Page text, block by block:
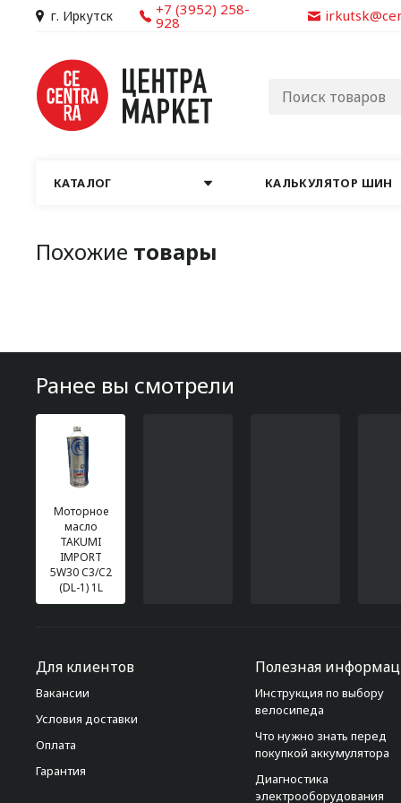
г. Иркутск +7 (3952) 258-
928
КАТАЛОГ КАЛЬКУЛЯТОР ШИН
Похожие товары
Ранее вы смотрели
Моторное
масло
TAKUMI
IMPORT
5W30 C3/C2
(DL-1) 1L
Для клиентов
Вакансии
Условия доставки
Оплата
Гарантия
Полезная
Инструкция по выбору
велосипеда
Что нужно знать перед
покупкой аккумулятора
Диагностика
электрооборудования